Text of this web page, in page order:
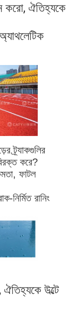
করো, ঐতিহ্যকে
ট্র্যাকগুলির
করে?
ফাটল
নির্মিত রানিং
উল্টে